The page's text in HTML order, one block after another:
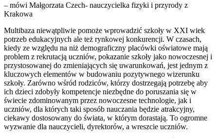
– mówi Małgorzata Czech- nauczycielka fizyki i przyrody z
Krakowa
Multibaza niewątpliwie pomoże wprowadzić szkoły w XXI wiek
potrzeb edukacyjnych ale też rynkowej konkurencji. W czasach,
kiedy ze względu na niż demograficzny placówki oświatowe mają
problem z rekrutacją uczniów, pokazanie szkoły jako nowoczesnej i
przystosowanej do zmieniających się uwarunkowań, jest jednym z
kluczowych elementów w budowaniu pozytywnego wizerunku
szkoły. Zarówno wśród rodziców, którzy dostrzegają potrzebę aby
ich dzieci zdobyły kompetencje niezbędne do poruszania się w
świecie zdominowanym przez nowoczesne technologie, jak i
uczniów, dla których taki sposób nauczania będzie atrakcyjny,
ciekawy dostosowany do świata, w którym dorastają. To ogromne
wyzwanie dla nauczycieli, dyrektorów, a wreszcie uczniów.